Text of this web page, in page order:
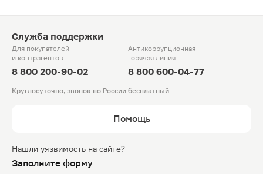
Служба поддержки
Для покупателей
и контрагентов
8 800 200-90-02
Антикоррупционная
горячая линия
8 800 600-04-77
Круглосуточно, звонок по России бесплатный
Помощь
Нашли уязвимость на сайте?
Заполните форму